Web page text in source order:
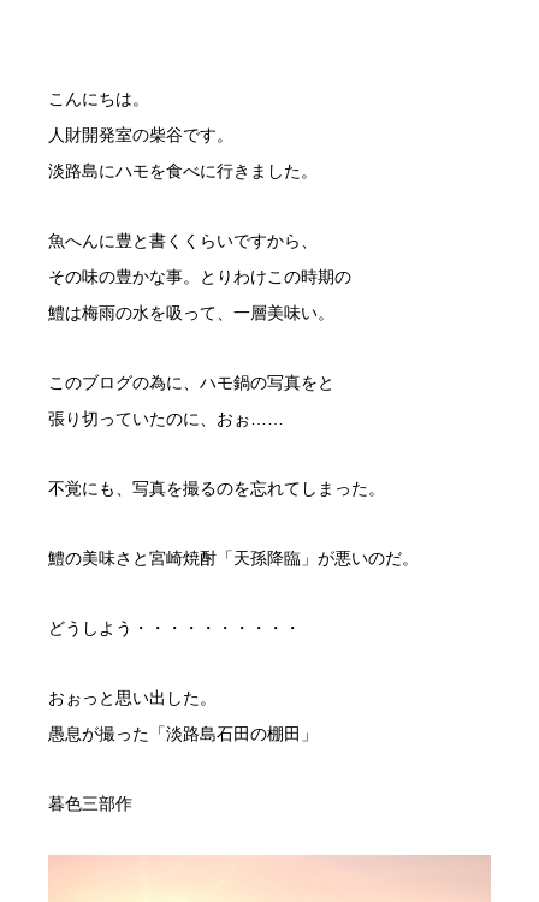
こんにちは。
人財開発室の柴谷です。
淡路島にハモを食べに行きました。
魚へんに豊と書くくらいですから、
その味の豊かな事。とりわけこの時期の
鱧は梅雨の水を吸って、一層美味い。
このブログの為に、ハモ鍋の写真をと
張り切っていたのに、おぉ……
不覚にも、写真を撮るのを忘れてしまった。
鱧の美味さと宮崎焼酎「天孫降臨」が悪いのだ。
どうしよう・・・・・・・・・・
おぉっと思い出した。
愚息が撮った「淡路島石田の棚田」
暮色三部作